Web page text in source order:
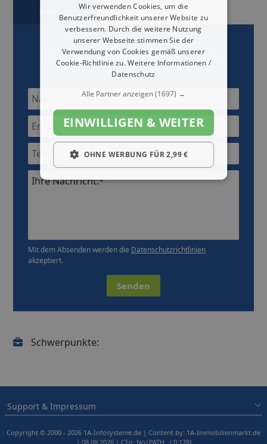
Kontakt Karte
Jetzt mitArmbruster UmzügeKontakt
aufnehmen
Ihre Nachricht:*
Mit dem Absenden werden die Datenschutzrichtlinien
akzeptiert.
Senden
Schwerpunkte:
Support & Impressum
Copyright © 2000 - 2026 1A-Infosysteme.de | Content by: 1A-Immobilienmarkt.de
| 08.08.2026 | CFo: No|PATH ( 0.178)
Wir verwenden Cookies, um die
Benutzerfreundlichkeit unserer Website zu
verbessern. Durch die weitere Nutzung
unserer Webseite stimmen Sie der
Verwendung von Cookies gemäß unserer
Cookie-Richtlinie zu.Weitere Informationen /
Datenschutz
Alle Partner anzeigen(1697) →
EINWILLIGEN & WEITER
OHNE WERBUNG FÜR 2,99 €